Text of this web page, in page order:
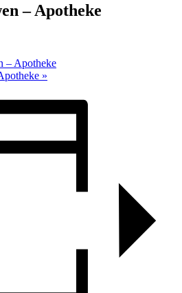
– Apotheke
– Apotheke
»